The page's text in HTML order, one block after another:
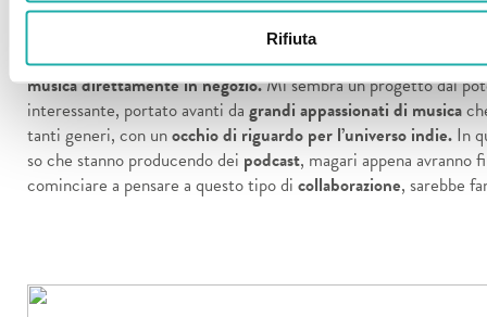
Rifiuta
dellepiccole situazioni musicaliqua nel nostro spazio. Per
musicali” intendo creare, magari periodicamente, un
radioall’interno di Zoo da dove i ragazzi della radio possano
musica direttamente in negozio.Mi sembra un progetto dal
interessante, portato avanti da grandi appassionati di musica
tanti generi, con unocchio di riguardo per l’universo indie. In
so che stanno producendo dei podcast, magari appena avranno
cominciare a pensare a questo tipo di collaborazione, sarebbe